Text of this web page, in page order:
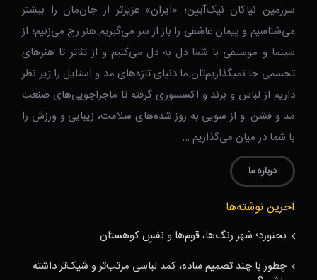
سرزمین نیاکان نیک‌‌‌آیین؛ «ایران» عزیزتر از جان‌مان را بیشتر
می‌شناسیم و پیمان عاشقی را باز از سر می‌گیریم.هنر رج می‌زنیم؛ از
سینما و موسیقی با شما دل به دل می‌کنیم و از تئاتر تا هنرهای
تجسمی جا نمیگذاریم‌تان.ما دنیای تازه‌های مد و استایل را زیر نظر
داریم از لباس و برند و اکسسوری گرفته تا ماجراجویی‌های صنعت
مد و فشن. و از سویی به روز شده‌های سلامت، زیبایی و ورزش را
با شما در میان می‌گذاریم …
درباره ما
آخرین نوشته‌ها
بجنورد؛ شهر رنگ‌ها، قوم‌ها و نفسِ کوهستان
چطور با چند تصمیم ساده، کمد لباسی مرتب‌تر و شیک‌تر داشته